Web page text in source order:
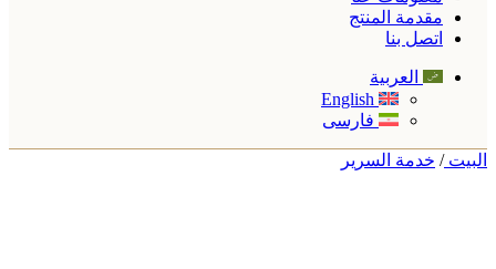
مقدمة المنتج
اتصل بنا
العربية
English
فارسی
البیت/ خدمة السرير